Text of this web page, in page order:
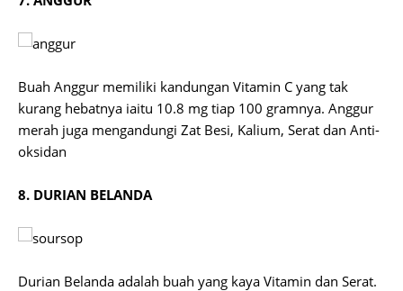
Buah Anggur memiliki kandungan Vitamin C yang tak
kurang hebatnya iaitu 10.8 mg tiap 100 gramnya. Anggur
merah juga mengandungi Zat Besi, Kalium, Serat dan Anti-
oksidan
8. DURIAN BELANDA
Durian Belanda adalah buah yang kaya Vitamin dan Serat.